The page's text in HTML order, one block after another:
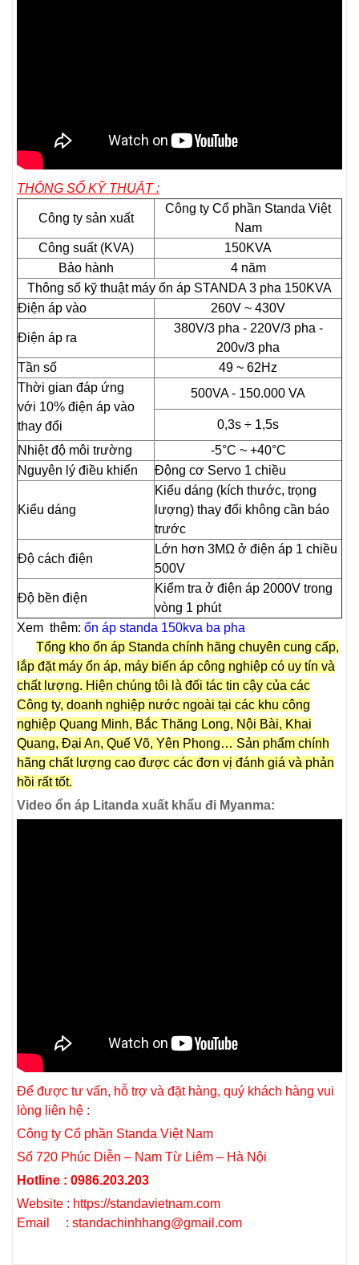
THÔNG SỐ KỸ THUẬT :
Công ty sản xuất
Công ty Cổ phần Standa Việt
Nam
Công suất (KVA)
150KVA
Bảo hành
4 năm
Thông số kỹ thuật máy ổn áp STANDA 3 pha 150KVA
Điện áp vào
260V ~ 430V
Điện áp ra
380V/3 pha - 220V/3 pha -
200v/3 pha
Tần số
49 ~ 62Hz
Thời gian đáp ứng
với 10% điện áp vào
thay đổi
500VA - 150.000 VA
0,3s ÷ 1,5s
Nhiệt độ môi trường
-5°C ~ +40°C
Nguyên lý điều khiển
Động cơ Servo 1 chiều
Kiểu dáng
Kiểu dáng (kích thước, trọng
lượng) thay đổi không cần báo
trước
Độ cách điện
Lớn hơn 3MΩ ở điện áp 1 chiều
500V
Độ bền điện
Kiểm tra ở điện áp 2000V trong
vòng 1 phút
Xem thêm: ổn áp standa 150kva ba pha
Tổng kho ổn áp Standa chính hãng chuyên cung cấp,
lắp đặt máy ổn áp, máy biến áp công nghiệp có uy tín và
chất lượng. Hiện chúng tôi là đối tác tin cậy của các
Công ty, doanh nghiệp nước ngoài tại các khu công
nghiệp Quang Minh, Bắc Thăng Long, Nội Bài, Khai
Quang, Đại An, Quế Võ, Yên Phong… Sản phẩm chính
hãng chất lượng cao được các đơn vị đánh giá và phản
hồi rất tốt.
Video ổn áp Litanda xuất khẩu đi Myanma:
Để được tư vấn, hỗ trợ và đặt hàng, quý khách hàng vui
lòng liên hệ :
Công ty Cổ phần Standa Việt Nam
Số 720 Phúc Diễn – Nam Từ Liêm – Hà Nội
Hotline : 0986.203.203
Website : https://standavietnam.com
Email : standachinhhang@gmail.com